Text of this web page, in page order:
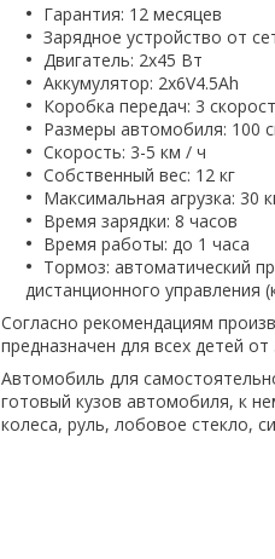
Гарантия: 12 месяцев
Зарядное устройство от
Двигатель: 2x45 Вт
Аккумулятор: 2x6V4.5Ah
Коробка передач: 3
Размеры автомобиля: 100
Скорость: 3-5 км / ч
Собственный вес: 12 кг
Максимальная агрузка: 30
Время зарядки: 8 часов
Время работы: до 1 часа
Тормоз: автоматический
дистанционного управления
Согласно рекомендациям
предназначен для всех детей от
Автомобиль для
готовый кузов автомобиля, к
колеса, руль, лобовое стекло,